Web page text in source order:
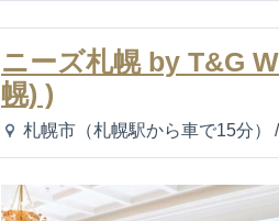
ニーズ札幌 by T&G
幌) )
札幌市（札幌駅から車で15分） /